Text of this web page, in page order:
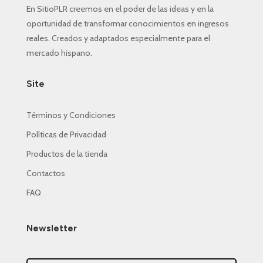
En SitioPLR creemos en el poder de las ideas y en la
oportunidad de transformar conocimientos en ingresos
reales. Creados y adaptados especialmente para el
mercado hispano.
Site
Términos y Condiciones
Políticas de Privacidad
Productos de la tienda
Contactos
FAQ
Newsletter